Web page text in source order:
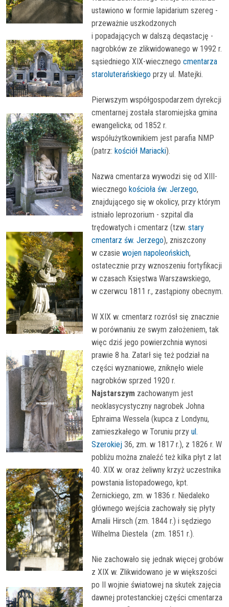
ustawiono w formie lapidarium szereg -
przeważnie uszkodzonych
i popadających w dalszą deqastację -
nagrobków ze zlikwidowanego w 1992 r.
sąsiedniego XIX-wiecznego cmentarza
staroluterańskiego przy ul. Matejki.
Pierwszym współgospodarzem dyrekcji
cmentarnej została staromiejska gmina
ewangelicka; od 1852 r.
współużytkownikiem jest parafia NMP
(patrz: kościół Mariacki).
Nazwa cmentarza wywodzi się od XIII-
wiecznego kościoła św. Jerzego,
znajdującego się w okolicy, przy którym
istniało leprozorium - szpital dla
trędowatych i cmentarz (tzw. stary
cmentarz św. Jerzego), zniszczony
w czasie wojen napoleońskich,
ostatecznie przy wznoszeniu fortyfikacji
w czasach Księstwa Warszawskiego,
w czerwcu 1811 r., zastąpiony obecnym.
W XIX w. cmentarz rozrósł się znacznie
w porównaniu ze swym założeniem, tak
więc dziś jego powierzchnia wynosi
prawie 8 ha. Zatarł się też podział na
części wyznaniowe, zniknęło wiele
nagrobków sprzed 1920 r.
Najstarszym zachowanym jest
neoklasycystyczny nagrobek Johna
Ephraima Wessela (kupca z Londynu,
zamieszkałego w Toruniu przy ul.
Szerokiej 36, zm. w 1817 r.), z 1826 r. W
pobliżu można znaleźć też kilka płyt z lat
40. XIX w. oraz żeliwny krzyż uczestnika
powstania listopadowego, kpt.
Żernickiego, zm. w 1836 r. Niedaleko
głównego wejścia zachowały się płyty
Amalii Hirsch (zm. 1844 r.) i sędziego
Wilhelma Diestela (zm. 1851 r.).
Nie zachowało się jednak więcej grobów
z XIX w. Zlikwidowano je w większości
po II wojnie światowej na skutek zajęcia
dawnej protestanckiej części cmentarza